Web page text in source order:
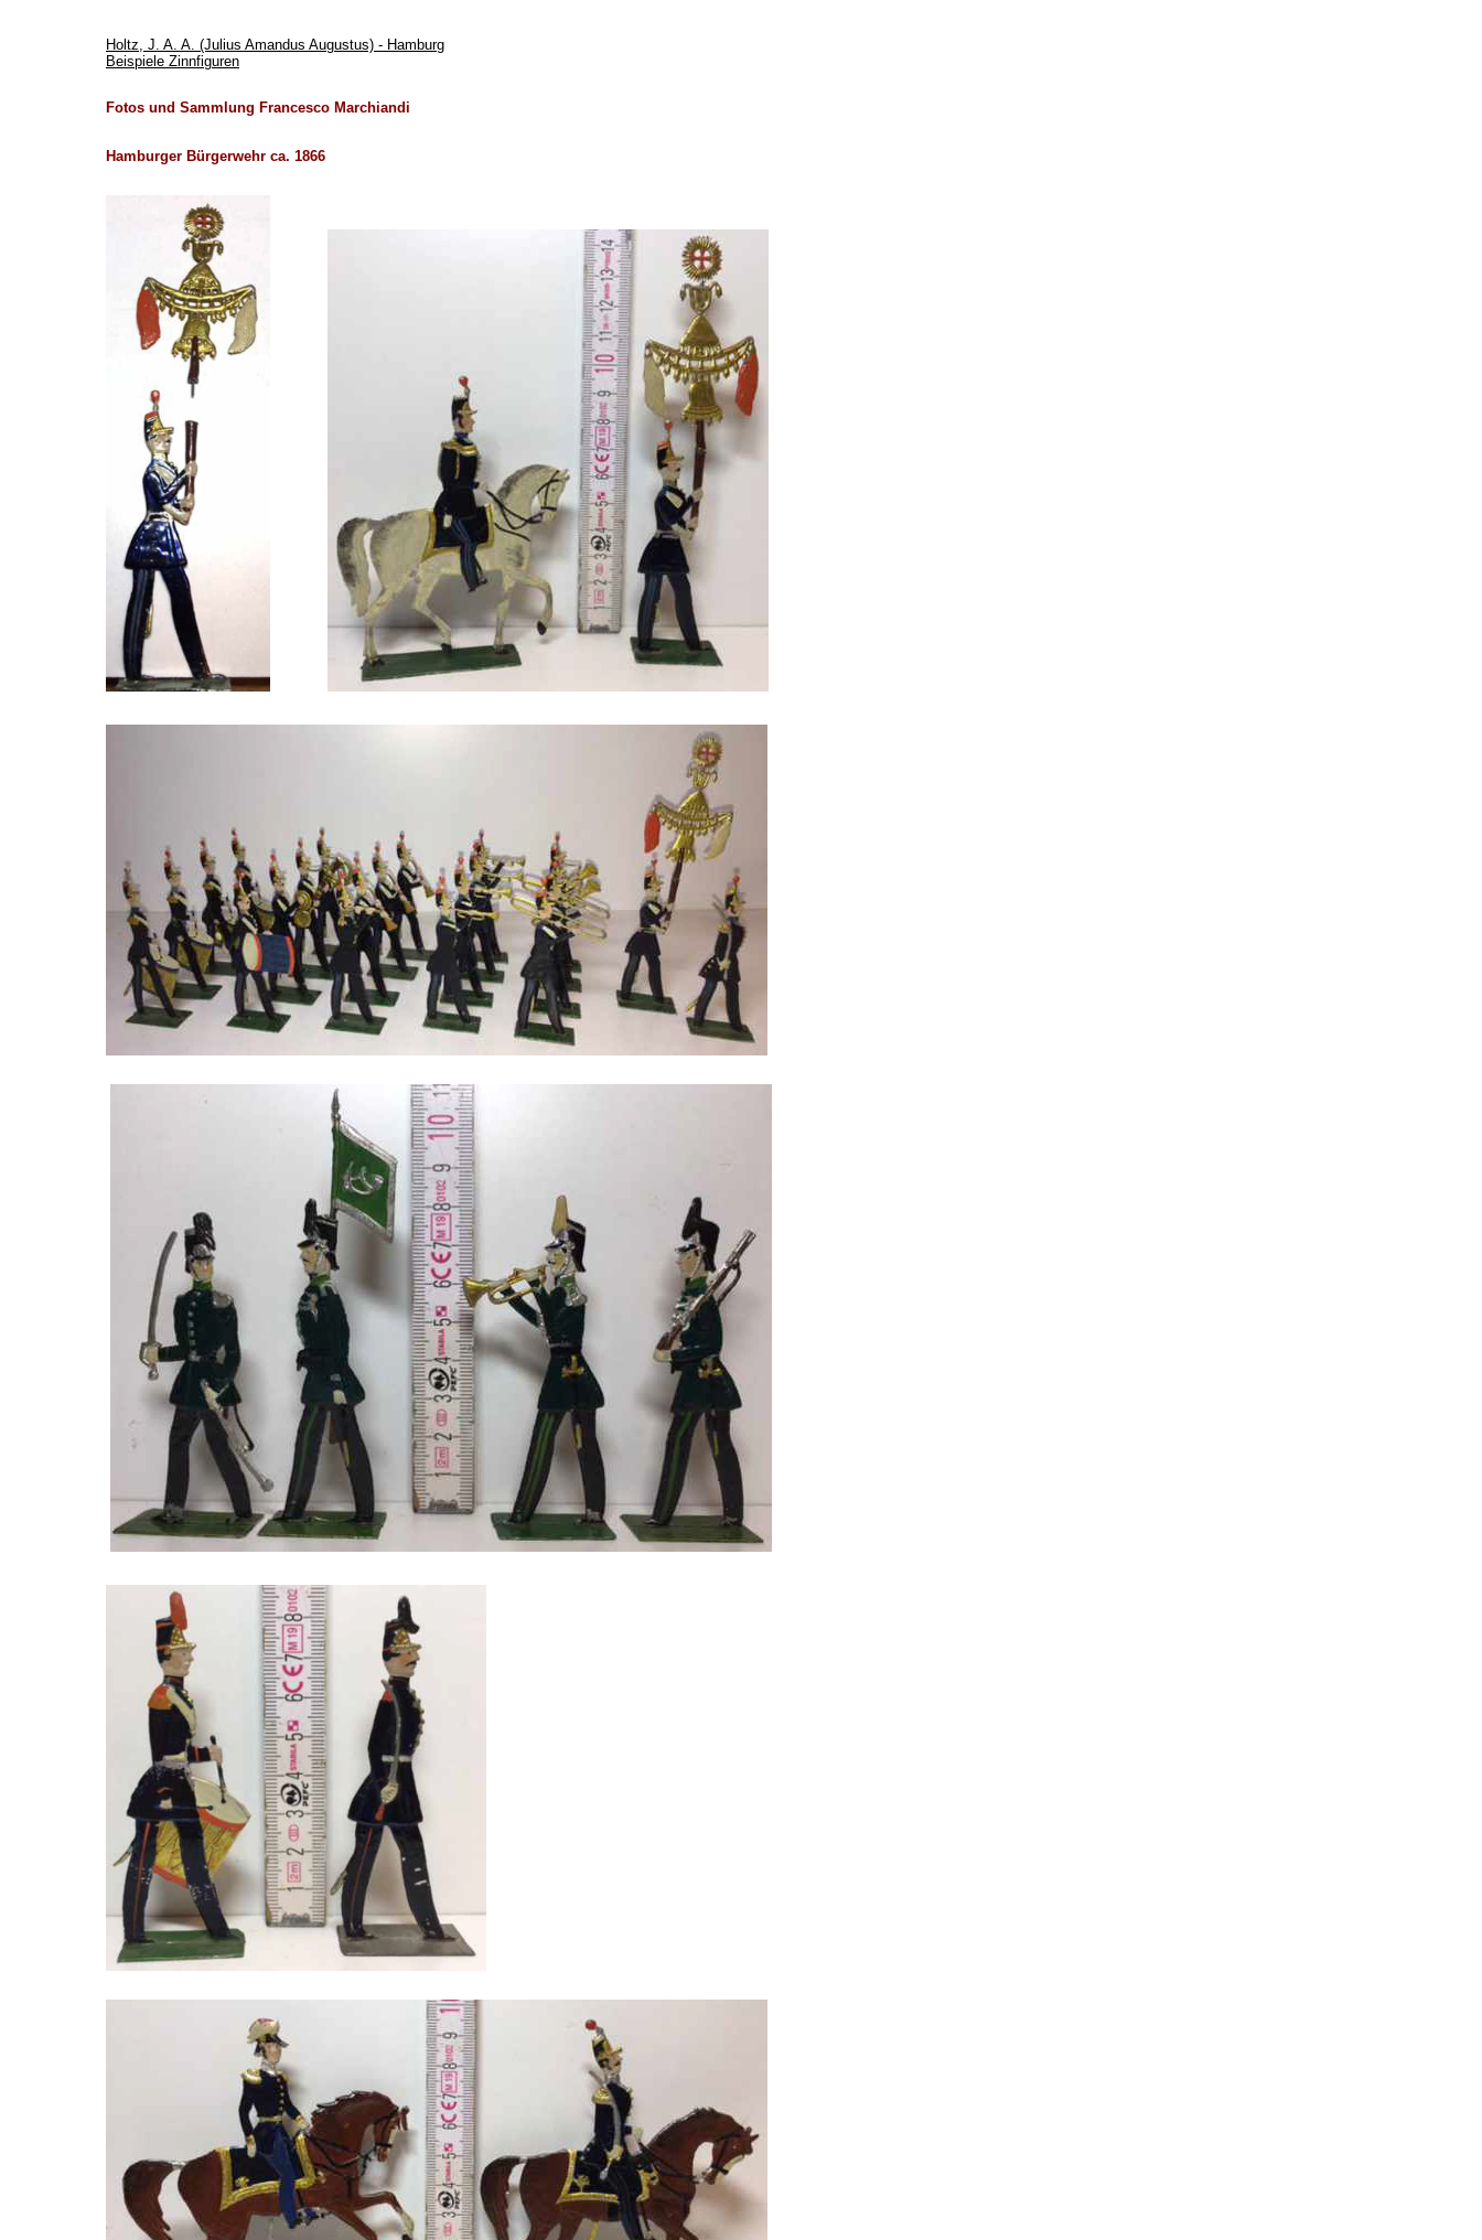
Holtz, J. A. A. (Julius Amandus Augustus) - Hamburg
Beispiele Zinnfiguren
Fotos und Sammlung Francesco Marchiandi
Hamburger Bürgerwehr ca. 1866